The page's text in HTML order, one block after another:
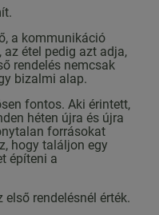
a kommunikáció
étel pedig azt adja,
rendelés nemcsak
bizalmi alap.
fontos. Aki érintett,
héten újra és újra
forrásokat
hogy találjon egy
építeni a
rendelésnél érték.